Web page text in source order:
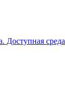
Доступная среда